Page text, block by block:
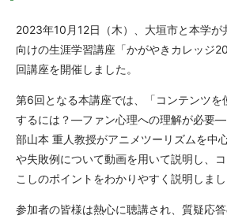
2023年10 月12日（木）、大垣市と本学が
向けの生涯学習講座「かがやきカレッジ
回講座を開催しました。
第6回となる本講座では、「コンテンツを
するには？―ファン心理への理解が必要
部山本 重人教授がアニメツーリズムを中
や失敗例について動画を用いて説明し、
こしのポイントをわかりやすく説明しまし
参加者の皆様は熱心に聴講され、質疑応